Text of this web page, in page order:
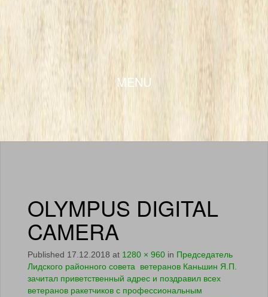
MENU
SKIP TO CONTENT
OLYMPUS DIGITAL
CAMERA
Published 17.12.2018 at 1280 × 960 in Председатель
Лидского районного совета ветеранов Каньшин Я.П.
зачитал приветственный адрес и поздравил всех
ветеранов ракетчиков с профессиональным